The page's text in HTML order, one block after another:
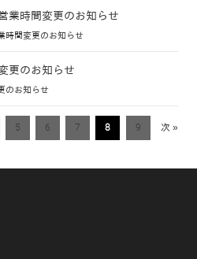
時間変更のお知らせ
間変更のお知らせ
更のお知らせ
のお知らせ
5 6 7 8 9 次 »